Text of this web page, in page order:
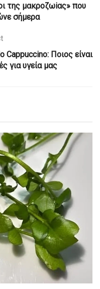
της μακροζωiας» που
σήμερα
Ποιος είναι
για υγεία μας